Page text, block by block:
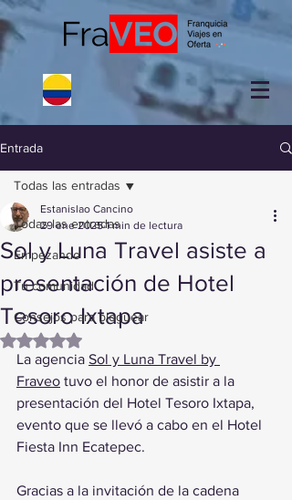
Entrada
Todas las entradas
Empezando
Tu comunidad
Consejos para bloguear
Todas las entradas
Sol y Luna Travel asiste a
presentación de Hotel
Tesoro Ixtapa
Estanislao Cancino
29 ene 2025 1 min de lectura
Obtuvo NaN de 5 estrellas.
La agencia Sol y Luna Travel by
Fraveo tuvo el honor de asistir a la
presentación del Hotel Tesoro Ixtapa,
evento que se llevó a cabo en el Hotel
Fiesta Inn Ecatepec.
Gracias a la invitación de la cadena